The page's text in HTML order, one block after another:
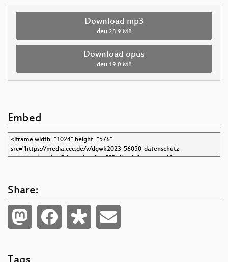
Download mp3
deu 28.9 MB
Download opus
deu 19.0 MB
Embed
Share: